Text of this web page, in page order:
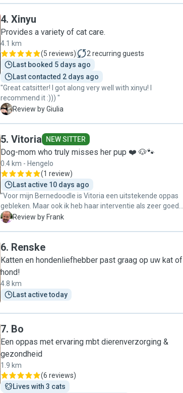
4. Xinyu
Provides a variety of cat care.
4.1 km
(5 reviews) 2 recurring guests
Last booked 5 days ago
Last contacted 2 days ago
"Great catsitter! I got along very well with xinyu! I
recommend it :))) "
G Review by Giulia
5. Vitoria NEW SITTER
Dog-mom who truly misses her pup ❤️ 🐶🐾
0.4 km - Hengelo
(1 review)
Last active 10 days ago
"Voor mijn Bernedoodle is Vitoria een uitstekende oppas
gebleken. Maar ook ik heb haar interventie als zeer goed
ervaren. Zowel de intake als de communicatie waren zeer
F Review by Frank
6. Renske
Katten en hondenliefhebber past graag op uw kat of
hond!
4.8 km
Last active today
7. Bo
Een oppas met ervaring mbt dierenverzorging &
gezondheid
1.9 km
(6 reviews)
Lives with 3 cats